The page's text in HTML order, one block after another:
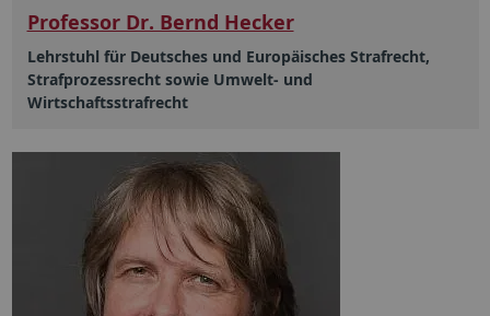
Professor Dr. Bernd Hecker
Lehrstuhl für Deutsches und Europäisches Strafrecht,
Strafprozessrecht sowie Umwelt- und
Wirtschaftsstrafrecht